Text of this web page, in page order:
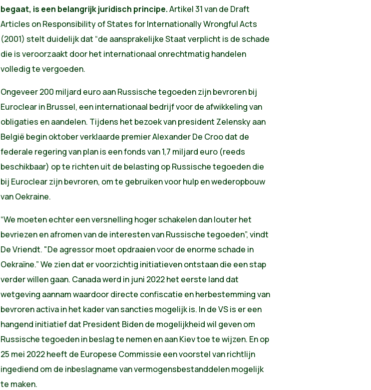
begaat, is een belangrijk juridisch principe.Artikel 31 van de Draft
Articles on Responsibility of States for Internationally Wrongful Acts
(2001) stelt duidelijk dat “de aansprakelijke Staat verplicht is de schade
die is veroorzaakt door het internationaal onrechtmatig handelen
volledig te vergoeden.
Ongeveer 200 miljard euro aan Russische tegoeden zijn bevroren bij
Euroclear in Brussel, een internationaal bedrijf voor de afwikkeling van
obligaties en aandelen. Tijdens het bezoek van president Zelensky aan
België begin oktober verklaarde premier Alexander De Croo dat de
federale regering van plan is een fonds van 1,7 miljard euro (reeds
beschikbaar) op te richten uit de belasting op Russische tegoeden die
bij Euroclear zijn bevroren, om te gebruiken voor hulp en wederopbouw
van Oekraine.
“We moeten echter een versnelling hoger schakelen dan louter het
bevriezen en afromen van de interesten van Russische tegoeden”, vindt
De Vriendt. "De agressor moet opdraaien voor de enorme schade in
Oekraïne.” We zien dat er voorzichtig initiatieven ontstaan die een stap
verder willen gaan. Canada werd in juni 2022 het eerste land dat
wetgeving aannam waardoor directe confiscatie en herbestemming van
bevroren activa in het kader van sancties mogelijk is. In de VS is er een
hangend initiatief dat President Biden de mogelijkheid wil geven om
Russische tegoeden in beslag te nemen en aan Kiev toe te wijzen. En op
25 mei 2022 heeft de Europese Commissie een voorstel van richtlijn
ingediend om de inbeslagname van vermogensbestanddelen mogelijk
te maken.